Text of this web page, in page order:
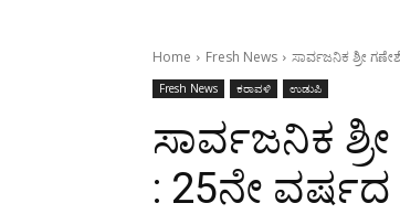
Home Fresh News ಸಾರ್ವಜನಿಕ ಶ್ರೀ
Fresh News ಕರಾವಳಿ ಉಡುಪಿ
ಸಾರ್ವಜನಿಕ
: 25ನೇ